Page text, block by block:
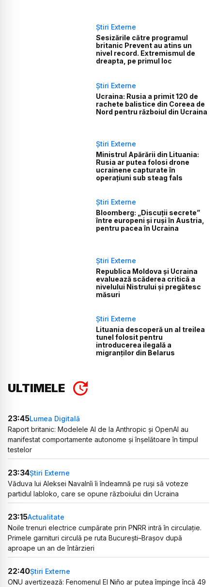
Știri Externe
Sesizările către programul
britanic Prevent au atins un
nivel record. Extremismul de
dreapta, pe primul loc
Știri Externe
Ucraina: Rusia a primit 120 de
rachete balistice din Coreea de
Nord pentru războiul din Ucraina
Știri Externe
Ministrul Apărării din Lituania:
Rusia ar putea folosi drone
ucrainene capturate în
operațiuni sub steag fals
Știri Externe
Bloomberg: „Discuții secrete”
între europeni și ruși în Austria,
pentru pacea în Ucraina
Știri Externe
Republica Moldova și Ucraina
evaluează scăderea critică a
nivelului Nistrului și pregătesc
măsuri
Știri Externe
Lituania descoperă un al treilea
tunel folosit pentru
introducerea ilegală a
migranților din Belarus
ULTIMELE
23:45Lumea Digitală
Raport britanic: Modelele AI de la Anthropic și OpenAI au
manifestat comportamente autonome și înșelătoare în timpul
testelor
23:34Știri Externe
Văduva lui Aleksei Navalnîi îi îndeamnă pe ruși să voteze
partidul Iabloko, care se opune războiului din Ucraina
23:15Actualitate
Noile trenuri electrice cumpărate prin PNRR intră în circulație.
Primele garnituri circulă pe ruta București–Brașov după
aproape un an de întârzieri
22:40Știri Externe
ONU avertizează: Fenomenul El Niño ar putea împinge încă 49